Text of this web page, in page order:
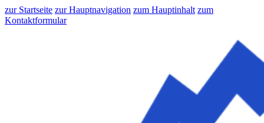
zur Startseite zur Hauptnavigation zum Hauptinhalt zum
Kontaktformular